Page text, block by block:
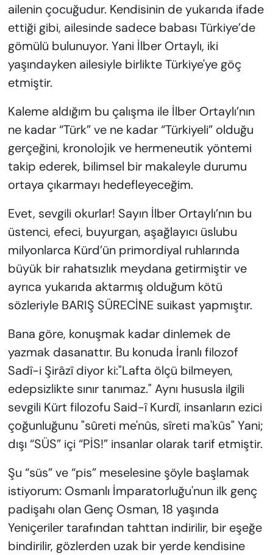
ailenin çocuğudur. Kendisinin de yukarıda ifade
ettiği gibi, ailesinde sadece babası Türkiye’de
gömülü bulunuyor. Yani İlber Ortaylı, iki
yaşındayken ailesiyle birlikte Türkiye'ye göç
etmiştir.
Kaleme aldığım bu çalışma ile İlber Ortaylı’nın
ne kadar “Türk” ve ne kadar “Türkiyeli” olduğu
gerçeğini, kronolojik ve hermeneutik yöntemi
takip ederek, bilimsel bir makaleyle durumu
ortaya çıkarmayı hedefleyeceğim.
Evet, sevgili okurlar! Sayın İlber Ortaylı’nın bu
üstenci, efeci, buyurgan, aşağlayıcı üslubu
milyonlarca Kürd’ün primordiyal ruhlarında
büyük bir rahatsızlık meydana getirmiştir ve
ayrıca yukarıda aktarmış olduğum kötü
sözleriyle BARIŞ SÜRECİNE suikast yapmıştır.
Bana göre, konuşmak kadar dinlemek de
yazmak dasanattır. Bu konuda İranlı filozof
Sadî-i Şirâzî diyor ki:"Lafta ölçü bilmeyen,
edepsizlikte sınır tanımaz." Aynı hususla ilgili
sevgili Kürt filozofu Said-î Kurdî, insanların ezici
çoğunluğunu "sûreti me'nûs, sîreti ma'kûs" Yani;
dışı “SÜS” içi “PİS!” insanlar olarak tarif etmiştir.
Şu “süs” ve “pis” meselesine şöyle başlamak
istiyorum: Osmanlı İmparatorluğu'nun ilk genç
padişahı olan Genç Osman, 18 yaşında
Yeniçeriler tarafından tahttan indirilir, bir eşeğe
bindirilir, gözlerden uzak bir yerde kendisine